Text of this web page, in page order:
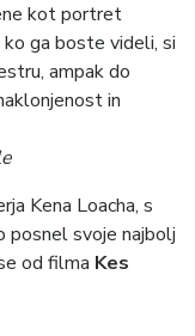
kot portret
ga boste videli, si
ampak do
in
Kena Loacha, s
posnel svoje najbolj
od filma Kes